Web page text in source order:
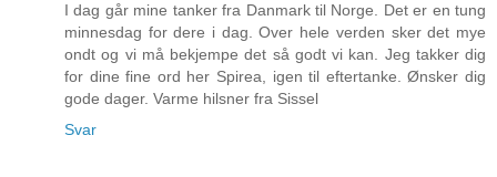
I dag går mine tanker fra Danmark til Norge. Det er en tung
minnesdag for dere i dag. Over hele verden sker det mye
ondt og vi må bekjempe det så godt vi kan. Jeg takker dig
for dine fine ord her Spirea, igen til eftertanke. Ønsker dig
gode dager. Varme hilsner fra Sissel
Svar